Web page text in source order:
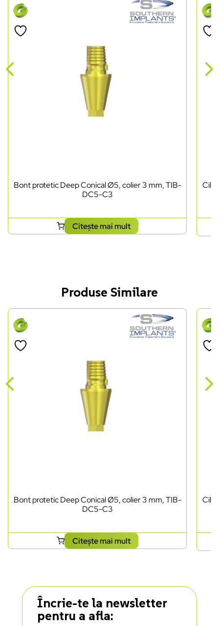
Bont protetic Deep Conical Ø5, colier 3 mm, TIB-
DC5-C3
Citește mai mult
Produse Similare
Bont protetic Deep Conical Ø5, colier 3 mm, TIB-
DC5-C3
Citește mai mult
Încrie-te la newsletter
pentru a afla: